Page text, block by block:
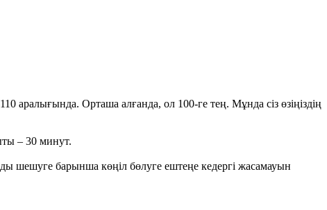
аралығында. Орташа алғанда, ол 100-ге тең. Мұнда сіз өзіңіздің
– 30 минут.
шешуге барынша көңіл бөлуге ештеңе кедергі жасамауын